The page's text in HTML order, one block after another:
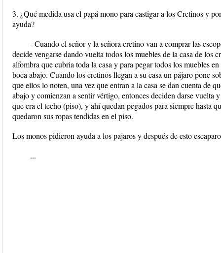
3. ¿Qué medida usa el papá mono para castigar a los Cretinos y
ayuda?
- Cuando el señor y la señora cretino van a comprar las
decide vengarse dando vuelta todos los muebles de la casa de los
alfombra que cubria toda la casa y para pegar todos los muebles
boca abajo. Cuando los cretinos llegan a su casa un pájaro pone
que ellos lo noten, una vez que entran a la casa se dan cuenta de
abajo y comienzan a sentir vértigo, entonces deciden darse vuelta
que era el techo (piso), y ahí quedan pegados para siempre hasta
quedaron sus ropas tendidas en el piso.
Los monos pidieron ayuda a los pajaros y después de esto
...